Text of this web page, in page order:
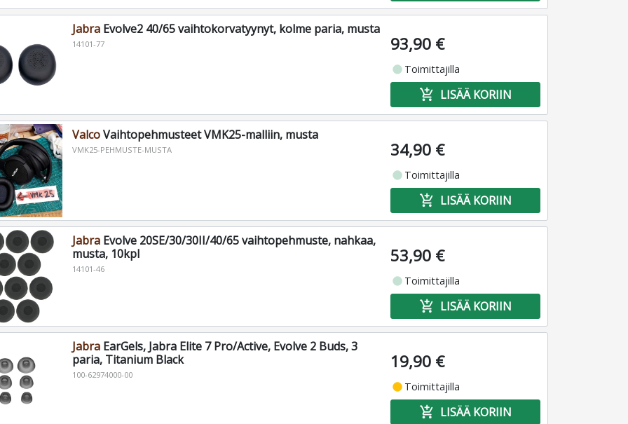
JabraEvolve2 40/65 vaihtokorvatyynyt, kolme paria, musta
14101-77 93,90 €
fiber_manual_record Toimittajilla
add_shopping_cart LISÄÄ KORIIN
ValcoVaihtopehmusteet VMK25-malliin, musta
VMK25-PEHMUSTE-MUSTA 34,90 €
fiber_manual_record Toimittajilla
add_shopping_cart LISÄÄ KORIIN
JabraEvolve 20SE/30/30II/40/65 vaihtopehmuste, nahkaa,
musta, 10kpl
14101-46
53,90 €
fiber_manual_record Toimittajilla
add_shopping_cart LISÄÄ KORIIN
JabraEarGels, Jabra Elite 7 Pro/Active, Evolve 2 Buds, 3
paria, Titanium Black
100-62974000-00
19,90 €
fiber_manual_record Toimittajilla
add_shopping_cart LISÄÄ KORIIN